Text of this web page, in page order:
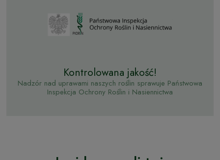
Kontrolowana jakość!
Nadzór nad uprawami naszych roślin sprawuje Państwowa
Inspekcja Ochrony Roślin i Nasiennictwa